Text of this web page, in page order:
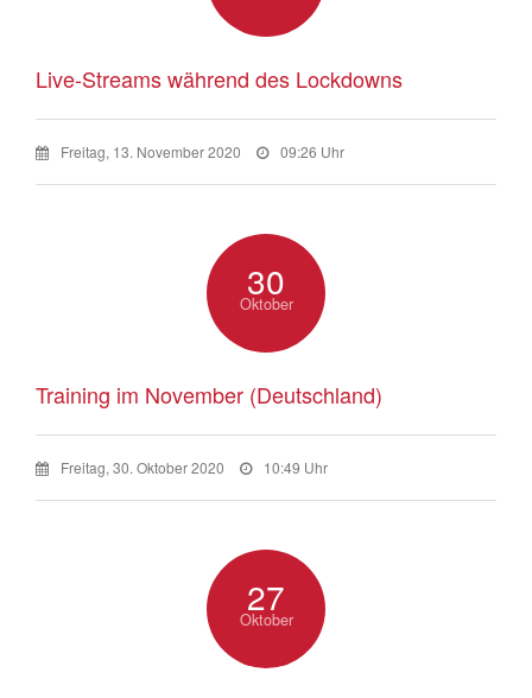
Live-Streams während des Lockdowns
Freitag, 13. November 2020 09:26 Uhr
30
Oktober
Training im November (Deutschland)
Freitag, 30. Oktober 2020 10:49 Uhr
27
Oktober